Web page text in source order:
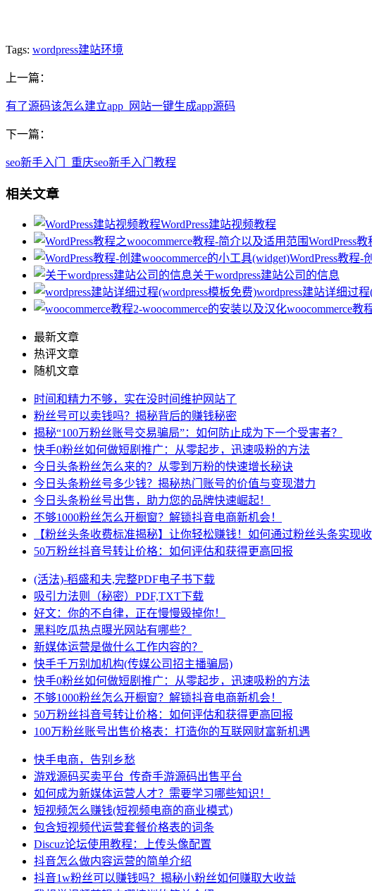
Tags: wordpress建站环境
上一篇：
有了源码该怎么建立app_网站一键生成app源码
下一篇：
seo新手入门_重庆seo新手入门教程
相关文章
WordPress建站视频教程
WordPress
WordPress教程-
关于wordpress建站公司的信息
wordpress建站详细过
woocommerce教
最新文章
热评文章
随机文章
时间和精力不够，实在没时间维护网站了
粉丝号可以卖钱吗？揭秘背后的赚钱秘密
揭秘“100万粉丝账号交易骗局”：如何防止成为下一个受害者？
快手0粉丝如何做短剧推广：从零起步，迅速吸粉的方法
今日头条粉丝怎么来的？从零到万粉的快速增长秘诀
今日头条粉丝号多少钱？揭秘热门账号的价值与变现潜力
今日头条粉丝号出售，助力您的品牌快速崛起！
不够1000粉丝怎么开橱窗？解锁抖音电商新机会！
【粉丝头条收费标准揭秘】让你轻松赚钱！如何通过粉丝头条实现收
50万粉丝抖音号转让价格：如何评估和获得更高回报
(活法)-稻盛和夫,完整PDF电子书下载
吸引力法则（秘密）PDF,TXT下载
好文：你的不自律，正在慢慢毁掉你！
黑料吃瓜热点曝光网站有哪些？
新媒体运营是做什么工作内容的？
快手千万别加机构(传媒公司招主播骗局)
快手0粉丝如何做短剧推广：从零起步，迅速吸粉的方法
不够1000粉丝怎么开橱窗？解锁抖音电商新机会！
50万粉丝抖音号转让价格：如何评估和获得更高回报
100万粉丝账号出售价格表：打造你的互联网财富新机遇
快手电商，告别乡愁
游戏源码买卖平台_传奇手游源码出售平台
如何成为新媒体运营人才？需要学习哪些知识！
短视频怎么赚钱(短视频电商的商业模式)
包含短视频代运营套餐价格表的词条
Discuz论坛使用教程：上传头像配置
抖音怎么做内容运营的简单介绍
抖音1w粉丝可以赚钱吗？揭秘小粉丝如何赚取大收益